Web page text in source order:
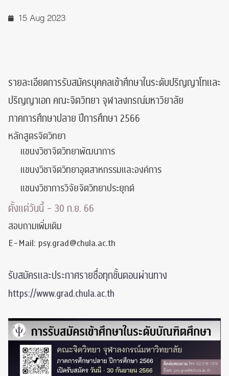
15 Aug 2023
รายละเอียดการรับสมัครบุคคลเข้าศึกษาในระดับปริญญาโทและ
ปริญญาเอก คณะจิตวิทยา จุฬาลงกรณ์มหาวิยาลัย
ภาคการศึกษาปลาย ปีการศึกษา 2566
หลักสูตรจิตวิทยา
แขนงวิชาจิตวิทยาพัฒนาการ
แขนงวิชาจิตวิทยาอุตสาหกรรมและองค์การ
แขนงวิชาการวิจัยจิตวิทยาประยุกต์
ตั้งแต่วันนี้ – 30 ก.ย. 66
สอบถามเพิ่มเติม
E-Mail: psy.grad@chula.ac.th
รับสมัครและประกาศรายชื่อทุกขั้นตอนผ่านทาง
https://www.grad.chula.ac.th